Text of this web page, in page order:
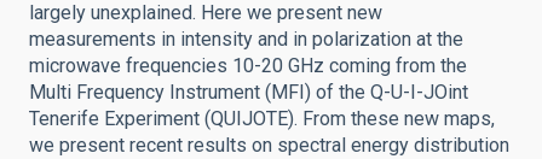
largely unexplained. Here we present new
measurements in intensity and in polarization at the
microwave frequencies 10-20 GHz coming from the
Multi Frequency Instrument (MFI) of the Q-U-I-JOint
Tenerife Experiment (QUIJOTE). From these new maps,
we present recent results on spectral energy distribution